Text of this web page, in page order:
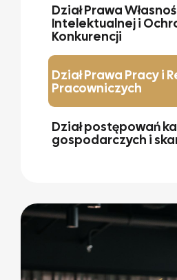
Dział Prawa
Intelektualnej i
Konkurencji
Dział Prawa Pracy i
Pracowniczych
Dział postępowań
gospodarczych i